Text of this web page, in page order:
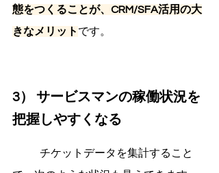
態をつくることが、CRM/SFA活用の大
きなメリット です。
3） サービスマンの稼働状況を
把握しやすくなる